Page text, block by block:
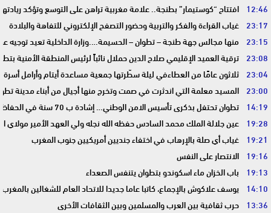
12:46 افتتاح “كوستيمار” بطنجة.. علامة مغربية تراهن على التوسع وتؤكد
23:17 غياب القراءة والفكر والتربية وحضور التصفح الإلكتروني للتفاهة والبلادة
23:15 منها مجالس جهة طنجة – تطوان – الحسيمة….وزارة الداخلية تعيد توجيه
23:08 ترقية العميد الإقليمي صلاح الدين حملال نائباً لرئيس المنطقة الأمنية
23:04 ثلاثون عامًا من العطاءفي ليلة سطّرتها جمعية مساعدة أيتام وأرامل
23:00 المسيد معلمة التي اندثرت في صمت وتخرج منها أجيال من أبناء مدينة
14:19 تطوان تحتفل بذكرى تأسيس الامن الوطني… إشادة ب 70 سنة في الحفاظ على استقرار الوطن وضمان أمن المواطنين
19:28 عين جلالة الملك محمد السادس حفظه الله نجله ولي العهد الأمير
19:21 غياب أي صلة بالإرهاب في اختفاء جنديين أمريكيين جنوب المغرب
19:16 الانتصار على النفس
19:13 باب الخزان ماء اسكوندو بتطوان يتنفس الصعداء
14:10 يوسف علاكوش بالإجماع، كاتبا عاما جديدا للاتحاد العام للشغالين بالمغرب
13:36 حرب ثقافية بين العرب والمسلمين وبين الثقافات الأخرى